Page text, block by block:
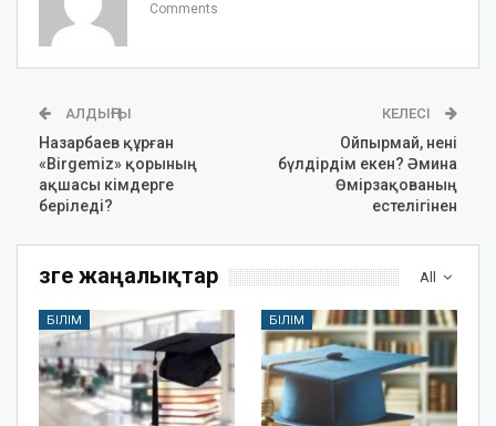
Comments
АЛДЫҢҒЫ
Назарбаев құрған
«Birgemiz» қорының
ақшасы кімдерге
беріледі?
КЕЛЕСІ
Ойпырмай, нені
бүлдірдім екен? Әмина
Өмірзақованың
естелігінен
All
Өзге жаңалықтар
БІЛІМ БІЛІМ